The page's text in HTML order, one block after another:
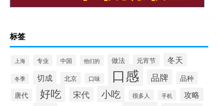
标签
上海 专业 中国 他们的 做法 元宵节 冬天
冬季 切成 北京 口味 口感 品牌
品种
唐代
好吃 宋代 小吃 很多人 手机 攻略